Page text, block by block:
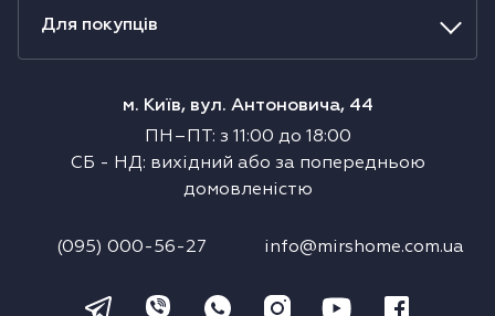
Для покупців
м. Київ, вул. Антоновича, 44
ПН–ПТ : з 11:00 до 18:00
СБ - НД: вихідний або за попередньою
домовленістю
info@mirshome.com.ua
(095) 000-56-27